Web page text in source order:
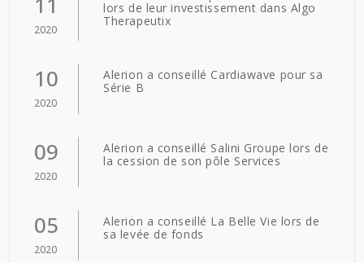
2020
lors de leur investissement dans Algo
Therapeutix
10
2020
Alerion a conseillé Cardiawave pour sa
Série B
09
2020
Alerion a conseillé Salini Groupe lors de
la cession de son pôle Services
05
2020
Alerion a conseillé La Belle Vie lors de
sa levée de fonds